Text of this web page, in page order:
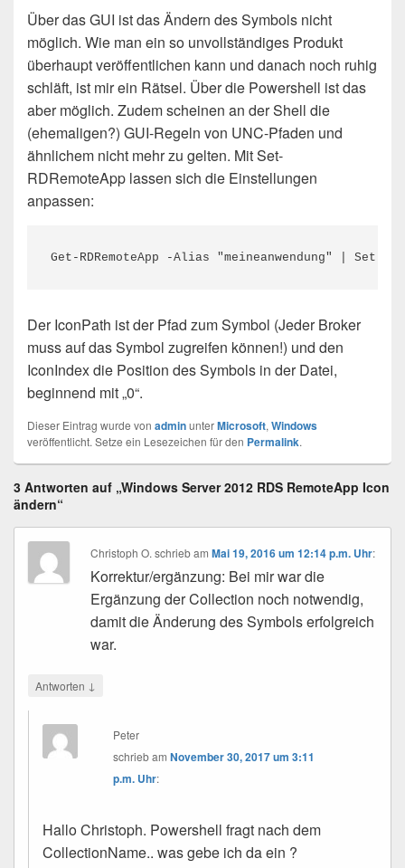
Über das GUI ist das Ändern des Symbols nicht
möglich. Wie man ein so unvollständiges Produkt
überhaupt veröffentlichen kann und danach noch ruhig
schläft, ist mir ein Rätsel. Über die Powershell ist das
aber möglich. Zudem scheinen an der Shell die
(ehemaligen?) GUI-Regeln von UNC-Pfaden und
ähnlichem nicht mehr zu gelten. Mit Set-
RDRemoteApp lassen sich die Einstellungen
anpassen:
Der IconPath ist der Pfad zum Symbol (Jeder Broker
muss auf das Symbol zugreifen können!) und den
IconIndex die Position des Symbols in der Datei,
beginnend mit „0“.
Dieser Eintrag wurde von adminunterMicrosoft, Windows
veröffentlicht. Setze ein Lesezeichen für den Permalink.
3 Antworten auf „Windows Server 2012 RDS RemoteApp Icon
ändern“
Christoph O. schriebamMai 19, 2016 um 12:14 p.m. Uhr:
Korrektur/ergänzung: Bei mir war die
Ergänzung der Collection noch notwendig,
damit die Änderung des Symbols erfolgreich
war.
Antworten ↓
Peter
schriebamNovember 30, 2017 um 3:11
p.m. Uhr:
Hallo Christoph. Powershell fragt nach dem
CollectionName.. was gebe ich da ein ?